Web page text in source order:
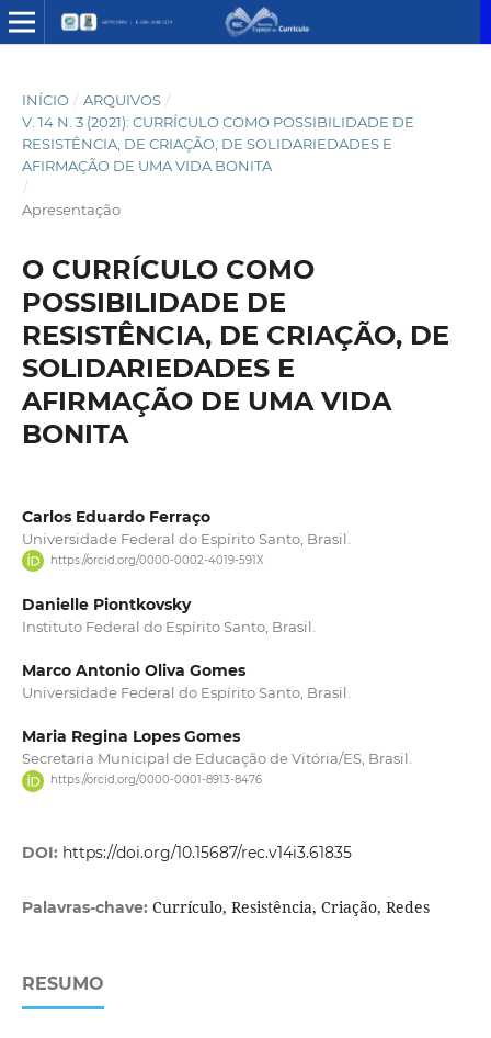
INÍCIO / ARQUIVOS /
V. 14 N. 3 (2021): CURRÍCULO COMO POSSIBILIDADE DE
RESISTÊNCIA, DE CRIAÇÃO, DE SOLIDARIEDADES E
AFIRMAÇÃO DE UMA VIDA BONITA
/
Apresentação
O CURRÍCULO COMO
POSSIBILIDADE DE
RESISTÊNCIA, DE CRIAÇÃO, DE
SOLIDARIEDADES E
AFIRMAÇÃO DE UMA VIDA
BONITA
Carlos Eduardo Ferraço
Universidade Federal do Espírito Santo, Brasil.
https://orcid.org/0000-0002-4019-591X
Danielle Piontkovsky
Instituto Federal do Espírito Santo, Brasil.
Marco Antonio Oliva Gomes
Universidade Federal do Espírito Santo, Brasil.
Maria Regina Lopes Gomes
Secretaria Municipal de Educação de Vitória/ES, Brasil.
https://orcid.org/0000-0001-8913-8476
DOI: https://doi.org/10.15687/rec.v14i3.61835
Palavras-chave: Currículo, Resistência, Criação, Redes
RESUMO